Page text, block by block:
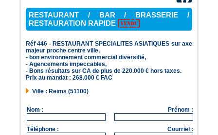
RESTAURANT / BAR / BRASSERIE /
RESTAURATION RAPIDE
Réf 446 - RESTAURANT SPECIALITES ASIATIQUES sur axe
majeur proche centre ville,
- bon environnement commercial diversifié,
- Agencements impeccables,
- Bons résultats sur CA de plus de 220.000 € hors taxes.
Prix au mandat : 268.000 € FAC
Ville : Reims (51100)
Nom : Prénom :
Téléphone : Courriel :